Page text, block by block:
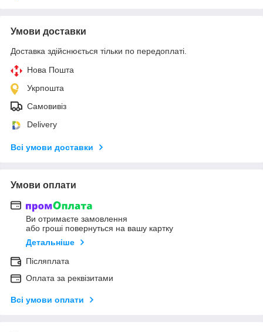
Умови доставки
Доставка здійснюється тільки по передоплаті.
Нова Пошта
Укрпошта
Самовивіз
Delivery
Всі умови доставки
Умови оплати
Ви отримаєте замовлення
або гроші повернуться на вашу картку
Детальніше
Післяплата
Оплата за реквізитами
Всі умови оплати